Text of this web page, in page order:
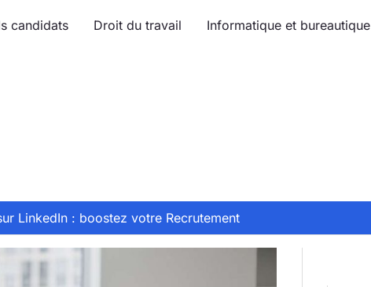
candidats Droit du travail Informatique et bureautique
LinkedIn : boostez votre Recrutement